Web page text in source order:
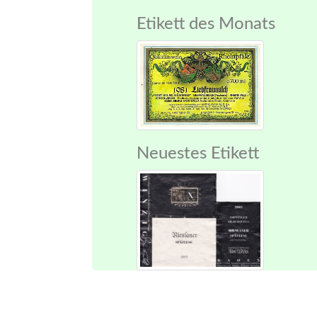
Etikett des Monats
Neuestes Etikett